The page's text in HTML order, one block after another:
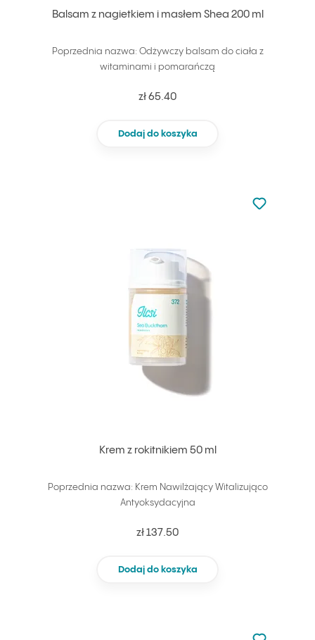
Balsam z nagietkiem i masłem Shea 200 ml
Poprzednia nazwa: Odżywczy balsam do ciała z
witaminami i pomarańczą
zł 65.40
Dodaj do koszyka
Krem z rokitnikiem 50 ml
Poprzednia nazwa: Krem Nawilżający Witalizująco
Antyoksydacyjna
zł 137.50
Dodaj do koszyka
Nie dodano
Dodaj do
Nie dodano